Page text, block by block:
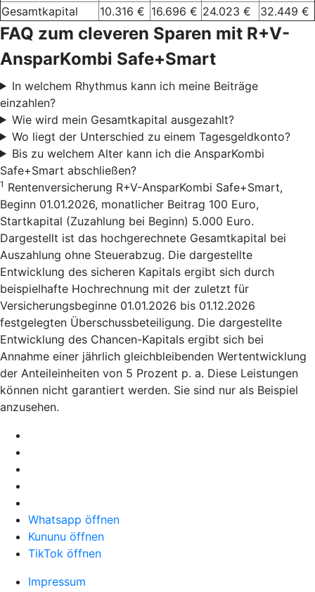
Gesamtkapital
10.316 € 16.696 € 24.023 € 32.449 €
FAQ zum cleveren Sparen mit R+V-
AnsparKombi Safe+Smart
In welchem Rhythmus kann ich meine Beiträge
einzahlen?
Wie wird mein Gesamtkapital ausgezahlt?
Wo liegt der Unterschied zu einem Tagesgeldkonto?
Bis zu welchem Alter kann ich die AnsparKombi
Safe+Smart abschließen?
1 Rentenversicherung R+V-AnsparKombi Safe+Smart,
Beginn 01.01.2026, monatlicher Beitrag 100 Euro,
Startkapital (Zuzahlung bei Beginn) 5.000 Euro.
Dargestellt ist das hochgerechnete Gesamtkapital bei
Auszahlung ohne Steuerabzug. Die dargestellte
Entwicklung des sicheren Kapitals ergibt sich durch
beispielhafte Hochrechnung mit der zuletzt für
Versicherungsbeginne 01.01.2026 bis 01.12.2026
festgelegten Überschussbeteiligung. Die dargestellte
Entwicklung des Chancen-Kapitals ergibt sich bei
Annahme einer jährlich gleichbleibenden Wertentwicklung
der Anteileinheiten von 5 Prozent p. a. Diese Leistungen
können nicht garantiert werden. Sie sind nur als Beispiel
anzusehen.
Whatsapp öffnen
Kununu öffnen
TikTok öffnen
Impressum